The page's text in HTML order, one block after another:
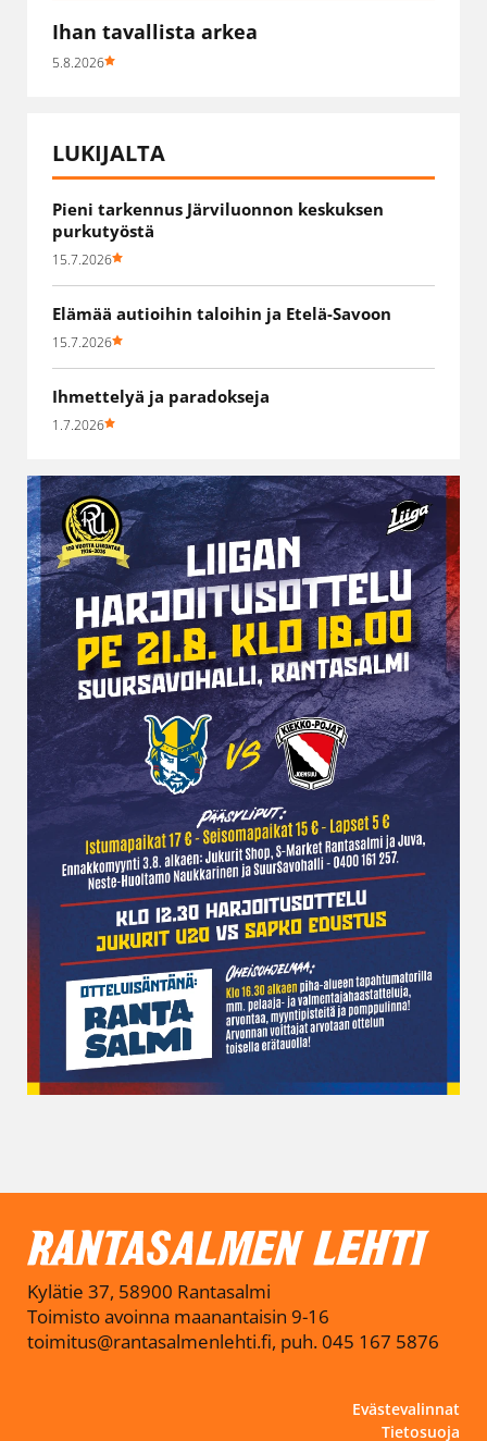
Ihan tavallista arkea
5.8.2026
LUKIJALTA
Pieni tarkennus Järviluonnon keskuksen
purkutyöstä
15.7.2026
Elämää autioihin taloihin ja Etelä-Savoon
15.7.2026
Ihmettelyä ja paradokseja
1.7.2026
Kylätie 37, 58900 Rantasalmi
Toimisto avoinna maanantaisin 9-16
toimitus@rantasalmenlehti.fi, puh. 045 167 5876
Evästevalinnat
Tietosuoja